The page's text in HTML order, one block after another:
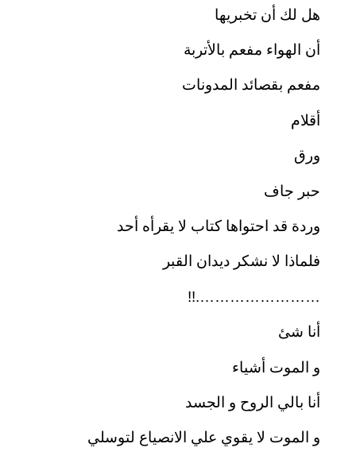
هل لك أن تخبريها
أن الهواء مفعم بالأتربة
مفعم بقصائد المدونات
أقلام
ورق
حبر جاف
وردة قد احتواها كتاب لا يقرأه أحد
فلماذا لا نشكر ديدان القبر
…………………….!!
أنا شئ
و الموت أشياء
أنا بالي الروح و الجسد
و الموت لا يقوي علي الانصياع لتوسلي